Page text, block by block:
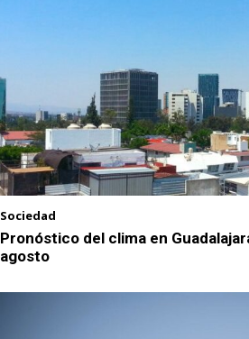
Sociedad
Pronóstico del clima en
agosto